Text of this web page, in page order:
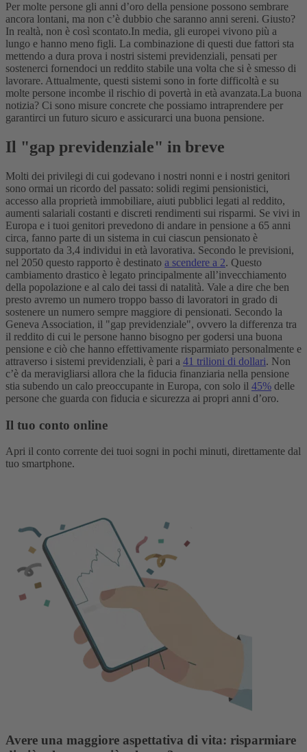
Per molte persone gli anni d’oro della pensione possono sembrare
ancora lontani, ma non c’è dubbio che saranno anni sereni. Giusto?
In realtà, non è così scontato.In media, gli europei vivono più a
lungo e hanno meno figli. La combinazione di questi due fattori sta
mettendo a dura prova i nostri sistemi previdenziali, pensati per
sostenerci fornendoci un reddito stabile una volta che si è smesso di
lavorare. Attualmente, questi sistemi sono in forte difficoltà e su
molte persone incombe il rischio di povertà in età avanzata.La buona
notizia? Ci sono misure concrete che possiamo intraprendere per
garantirci un futuro sicuro e assicurarci una buona pensione.
Il "gap previdenziale" in breve
Molti dei privilegi di cui godevano i nostri nonni e i nostri genitori
sono ormai un ricordo del passato: solidi regimi pensionistici,
accesso alla proprietà immobiliare, aiuti pubblici legati al reddito,
aumenti salariali costanti e discreti rendimenti sui risparmi. Se vivi in
​​Europa e i tuoi genitori prevedono di andare in pensione a 65 anni
circa, fanno parte di un sistema in cui ciascun pensionato è
supportato da 3,4 individui in età lavorativa. Secondo le previsioni,
nel 2050 questo rapporto è destinato a scendere a 2. Questo
cambiamento drastico è legato principalmente all’invecchiamento
della popolazione e al calo dei tassi di natalità. Vale a dire che ben
presto avremo un numero troppo basso di lavoratori in grado di
sostenere un numero sempre maggiore di pensionati. Secondo la
Geneva Association, il "gap previdenziale", ovvero la differenza tra
il reddito di cui le persone hanno bisogno per godersi una buona
pensione e ciò che hanno effettivamente risparmiato personalmente e
attraverso i sistemi previdenziali, è pari a 41 trilioni di dollari. Non
c’è da meravigliarsi allora che la fiducia finanziaria nella pensione
stia subendo un calo preoccupante in Europa, con solo il 45% delle
persone che guarda con fiducia e sicurezza ai propri anni d’oro.
Il tuo conto online
Apri il conto corrente dei tuoi sogni in pochi minuti, direttamente dal
tuo smartphone.
Avere una maggiore aspettativa di vita: risparmiare